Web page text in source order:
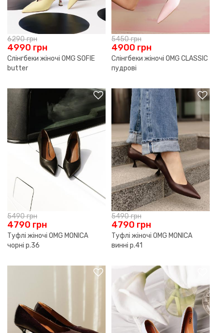
6290грн
4990 грн
Слінгбеки жіночі OMG SOFIE
butter
5450грн
4900 грн
Слінгбеки жіночі OMG CLASSIC
пудрові
5490грн
4790 грн
Туфлі жіночі OMG MONICA
чорні р.36
5490грн
4790 грн
Туфлі жіночі OMG MONICA
винні р.41